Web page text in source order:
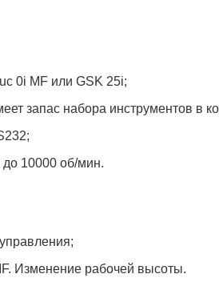
0i MF или GSK 25i;
запас набора инструментов в
10000 об/мин.
Изменение рабочей высоты.